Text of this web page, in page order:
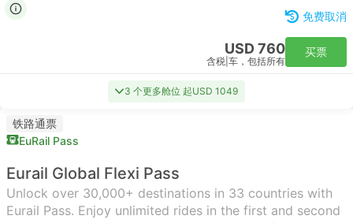
免费取消
USD 760
含税 车，包括所有
买票
3 个更多舱位 起USD 1049
铁路通票
EuRail Pass
Eurail Global Flexi Pass
Unlock over 30,000+ destinations in 33 countries with
Eurail Pass. Enjoy unlimited rides in the first and second